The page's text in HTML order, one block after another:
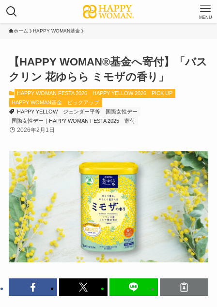
MENU
ホーム HAPPY WOMAN基金
【HAPPY WOMAN®基金へ寄付】「バス
クリン 花ゆらら ミモザの香り」
HAPPY WOMAN FESTA 2026 HAPPY YELLOW 2026
PICK UP
HAPPY WOMAN基金
ピックアップ
HAPPY YELLOW
ジェンダー平等
国際女性デー
国際女性デー｜HAPPY WOMAN FESTA 2025
寄付
2026年2月1日